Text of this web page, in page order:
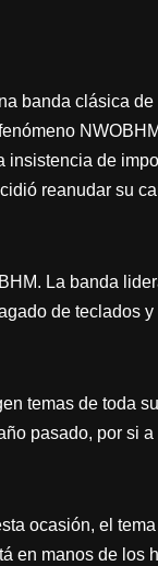
banda clásica
de
reanudar su
La banda
de teclados
temas de toda
pasado, por si
ocasión, el
en manos de los